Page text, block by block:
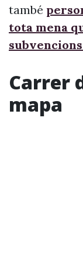
també
tota mena
Carrer
mapa